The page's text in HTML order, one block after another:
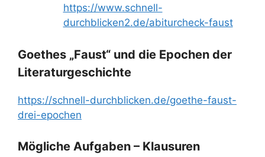
https://www.schnell-
durchblicken2.de/abiturcheck-faust
Goethes „Faust“ und die Epochen der
Literaturgeschichte
https://schnell-durchblicken.de/goethe-faust-
drei-epochen
Mögliche Aufgaben – Klausuren